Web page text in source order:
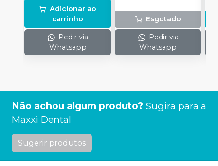
Adicionar ao
carrinho
Pedir via
Whatsapp
Esgotado
Pedir via
Whatsapp
Não achou algum produto? Sugira para a
Maxxi Dental
Sugerir produtos